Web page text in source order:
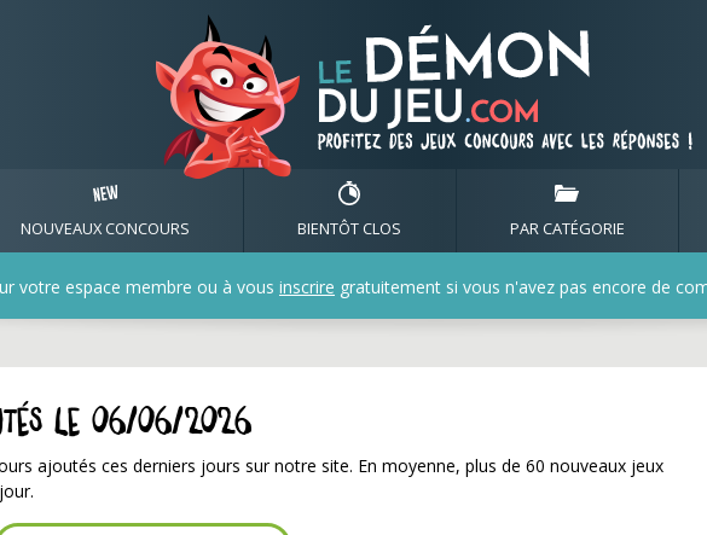
du 06/06/2026
NOUVEAUX CONCOURS BIENTÔT CLOS PAR CATÉGORIE
votre espace membre ou à vous inscrire gratuitement si vous n'avez pas encore de
le 06/06/2026
ajoutés ces derniers jours sur notre site. En moyenne, plus de 60 nouveaux jeux